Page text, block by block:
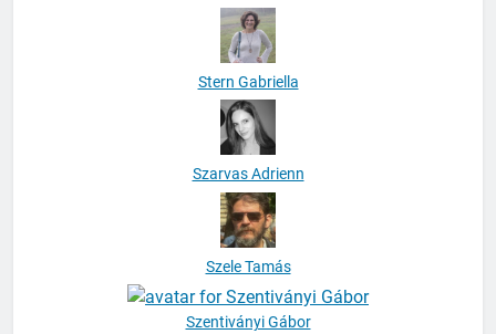
Stern Gabriella
Szarvas Adrienn
Szele Tamás
Szentiványi Gábor